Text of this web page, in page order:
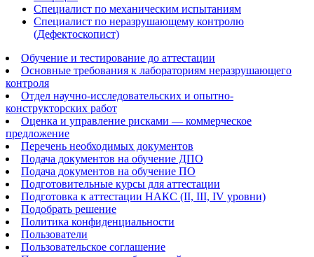
Специалист по механическим испытаниям
Специалист по неразрушающему контролю
(Дефектоскопист)
Обучение и тестирование до аттестации
Основные требования к лабораториям неразрушающего
контроля
Отдел научно-исследовательских и опытно-
конструкторских работ
Оценка и управление рисками — коммерческое
предложение
Перечень необходимых документов
Подача документов на обучение ДПО
Подача документов на обучение ПО
Подготовительные курсы для аттестации
Подготовка к аттестации НАКС (II, III, IV уровни)
Подобрать решение
Политика конфиденциальности
Пользователи
Пользовательское соглашение